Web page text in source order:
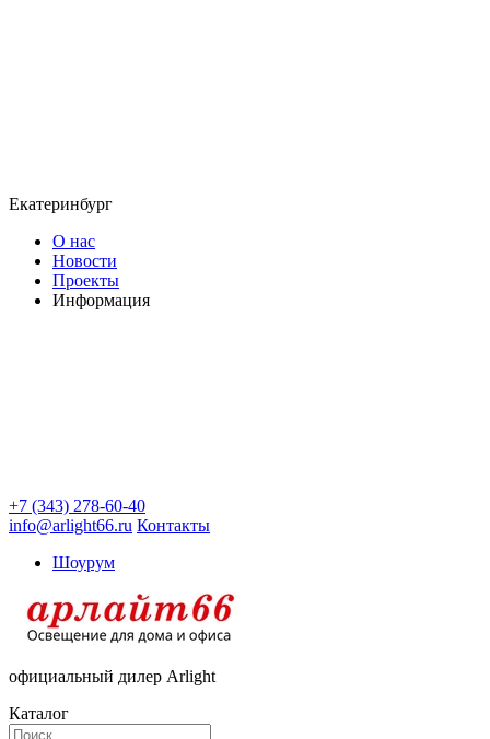
Екатеринбург
О нас
Новости
Проекты
Информация
+7 (343) 278-60-40
info@arlight66.ru Контакты
Шоурум
официальный дилер Arlight
Каталог